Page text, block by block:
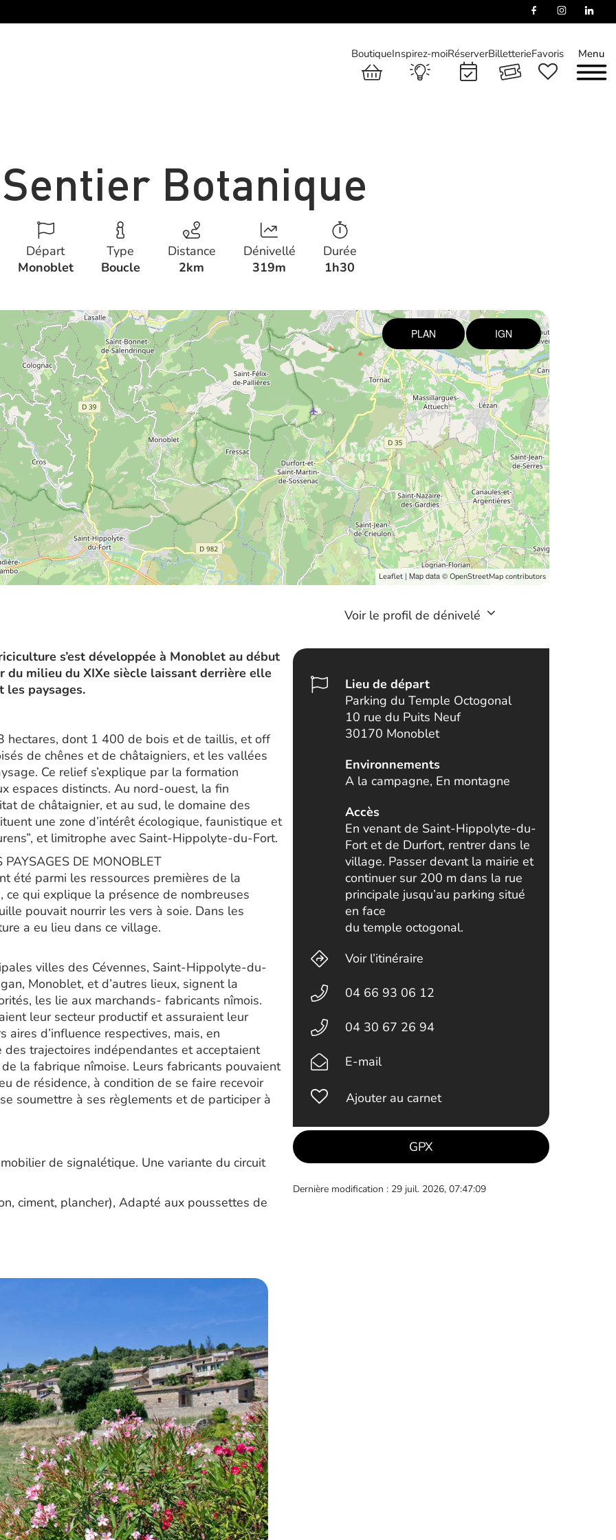
Menu
BoutiqueInspirez-moiRéserverBilletterieFavoris
Botanique
Départ
Monoblet
Type
Boucle
Distance
2km
Dénivellé
319m
Durée
1h30
PLAN IGN
Leaflet | Map data © OpenStreetMap contributors
Voir le profil de dénivelé
s’est développée à Monoblet au début
du milieu du XIXe siècle laissant derrière elle
les paysages.
hectares, dont 1 400 de bois et de taillis, et off
de chênes et de châtaigniers, et les vallées
Ce relief s’explique par la formation
espaces distincts. Au nord-ouest, la fin
de châtaignier, et au sud, le domaine des
une zone d’intérêt écologique, faunistique et
et limitrophe avec Saint-Hippolyte-du-Fort.
PAYSAGES DE MONOBLET
été parmi les ressources premières de la
qui explique la présence de nombreuses
pouvait nourrir les vers à soie. Dans les
a eu lieu dans ce village.
villes des Cévennes, Saint-Hippolyte-du-
Monoblet, et d’autres lieux, signent la
les lie aux marchands- fabricants nîmois.
leur secteur productif et assuraient leur
d’influence respectives, mais, en
trajectoires indépendantes et acceptaient
la fabrique nîmoise. Leurs fabricants pouvaient
de résidence, à condition de se faire recevoir
soumettre à ses règlements et de participer à
de signalétique. Une variante du circuit
ciment, plancher), Adapté aux poussettes de
Lieu de départ
Parking du Temple Octogonal
10 rue du Puits Neuf
30170 Monoblet
Environnements
A la campagne, En montagne
Accès
En venant de Saint-Hippolyte-du-
Fort et de Durfort, rentrer dans le
village. Passer devant la mairie et
continuer sur 200 m dans la rue
principale jusqu’au parking situé
en face
du temple octogonal.
Voir l’itinéraire
04 66 93 06 12
04 30 67 26 94
E-mail
Ajouter au carnet
GPX
Dernière modification : 29 juil. 2026, 07:47:09